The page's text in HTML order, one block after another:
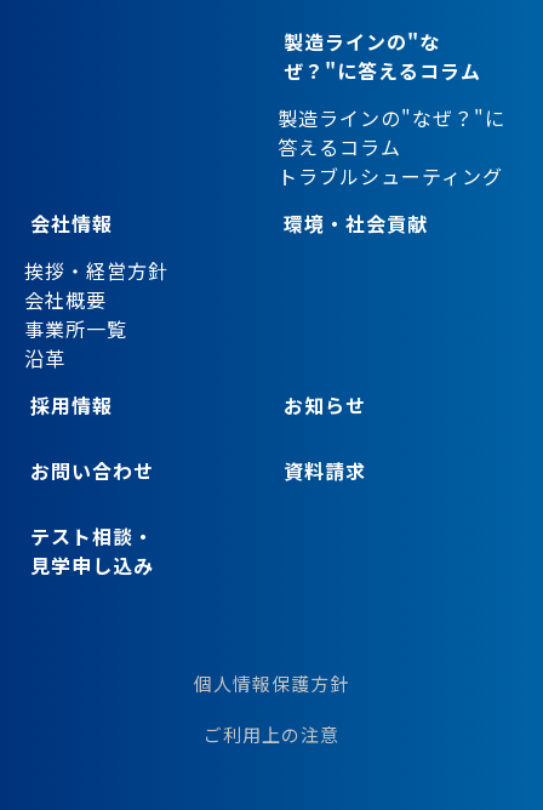
製造ラインの"な
ぜ？"に答えるコラム
製造ラインの"なぜ？"に
答えるコラム
トラブルシューティング
会社情報
挨拶・経営方針
会社概要
事業所一覧
沿革
環境・社会貢献
採用情報 お知らせ
お問い合わせ 資料請求
テスト相談・
見学申し込み
個人情報保護方針
ご利用上の注意